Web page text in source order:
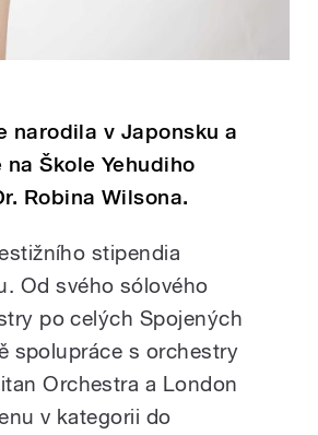
narodila v Japonsku a
Škole Yehudiho
Robina Wilsona.
stipendia
Od svého sólového
po celých Spojených
spolupráce s orchestry
Orchestra a London
v kategorii do